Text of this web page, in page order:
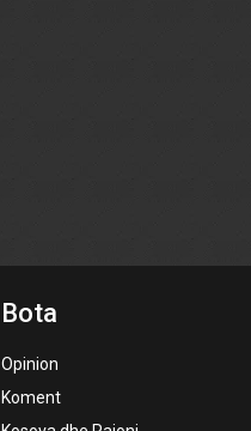
Bota
Opinion
Koment